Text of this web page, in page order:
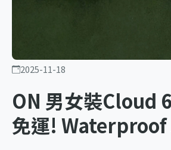
2025-11-18
ON 男女裝Cloud
免運! Waterproof